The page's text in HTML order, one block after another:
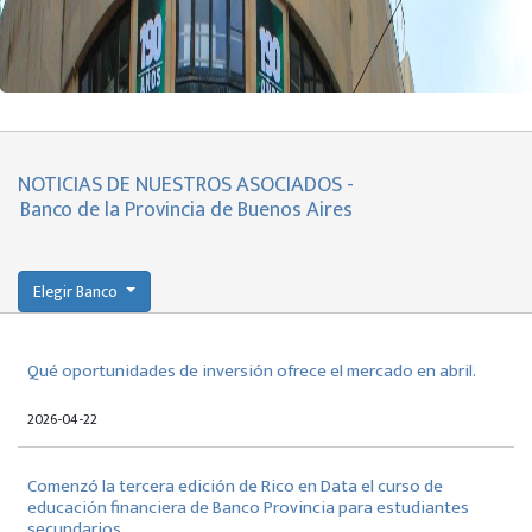
NOTICIAS DE NUESTROS ASOCIADOS -
Banco de la Provincia de Buenos Aires
Elegir Banco
Qué oportunidades de inversión ofrece el mercado en abril.
2026-04-22
Comenzó la tercera edición de Rico en Data el curso de
educación financiera de Banco Provincia para estudiantes